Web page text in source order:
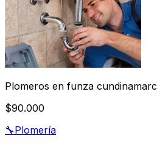
Plomeros en funza
$90.000
🔧Plomería